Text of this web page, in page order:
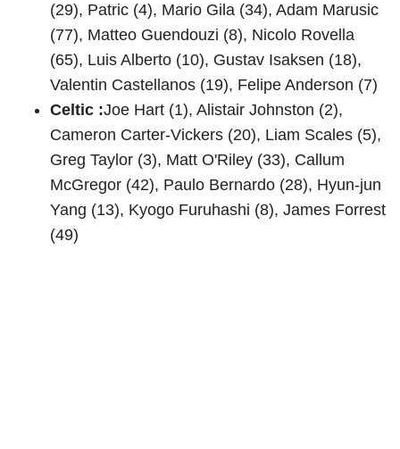
(29), Patric (4), Mario Gila (34), Adam Marusic
(77), Matteo Guendouzi (8), Nicolo Rovella
(65), Luis Alberto (10), Gustav Isaksen (18),
Valentin Castellanos (19), Felipe Anderson (7)
Celtic :Joe Hart (1), Alistair Johnston (2),
Cameron Carter-Vickers (20), Liam Scales (5),
Greg Taylor (3), Matt O'Riley (33), Callum
McGregor (42), Paulo Bernardo (28), Hyun-jun
Yang (13), Kyogo Furuhashi (8), James Forrest
(49)